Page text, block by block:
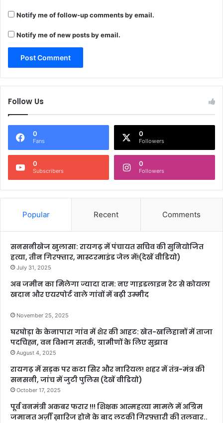
Notify me of follow-up comments by email.
Notify me of new posts by email.
Follow Us
0
Fans
0
Followers
0
Subscribers
0
Followers
Popular Recent Comments
सनसनीखेज खुलासा: रायगढ़ में पंचायत सचिव की सुनियोजित
हत्या, तीन गिरफ्तार, मास्टरमाइंड जेल में!(देखें वीडियो)
July 31, 2025
अब जमीन का मिलेगा ज्यादा दाम: नए गाइडलाइन रेट से कोयला
खदान और एयरपोर्ट वाले गांवों में बढ़ी उम्मीद
November 25, 2025
घरघोड़ा के केनापारा गांव में शेर की आहट: खेत-खलिहानों में ताजा
पदचिह्न, वन विभाग सतर्क, ग्रामीणों के लिए सुझाव
August 4, 2025
रायगढ़ में सड़क पर कटा सिर और नारियल! शहर में तंत्र-मंत्र की
सनसनी, जांच में जुटी पुलिस (देखें वीडियो)
October 17, 2025
पूर्व वनमंत्री अकबर फरार !!! शिक्षक आत्महत्या मामले में अग्रिम
जमानत अर्ज़ी ख़ारिज होने के बाद लटकी गिरफ़्तारी की तलवार..